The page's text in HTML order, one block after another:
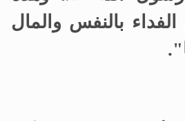
بالنفس والمال